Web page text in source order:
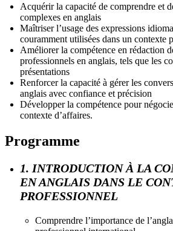
Acquérir la capacité de comprendre et
complexes en anglais
Maîtriser l’usage des expressions
couramment utilisées dans un contexte
Améliorer la compétence en rédaction
professionnels en anglais, tels que les
présentations
Renforcer la capacité à gérer les
anglais avec confiance et précision
Développer la compétence pour
contexte d’affaires.
Programme
1. INTRODUCTION À LA
EN ANGLAIS DANS LE
PROFESSIONNEL
Comprendre l’importance de